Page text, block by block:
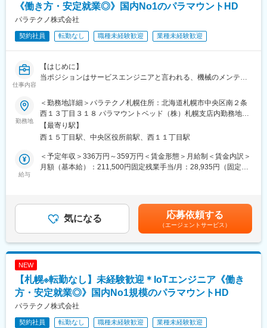
し、病院の電子カルテに表示するなど、これまでにない画期的な
提案をする事ができます。
■研修：
す。具体的には半年間で独り立ちしてもらうために、入社時・50
日目・150日目と3回に分けた研修プログラムを用意。人体のしく
修の合間の期間は配属先でのOJTにてキャッチアップいただきま
す。
■長期就業できる環境：
ん
・手当：住宅手当、家族手当、育英一時支援金など充実
同社は「医療事故1/100 健康寿命100年への貢献」という理念に
沿った製品ラインナップを持っており、医療従事者の不足が顕著
な地域医療や、医療に携わる方々が安心して患者様に向き合える
《働き方・安定就業◎》国内No1のパラマウントHD
パラテクノ株式会社
契約社員 転勤なし 職種未経験歓迎 業種未経験歓迎
仕事内容
【はじめに】
当ポジションはサービスエンジニアと言われる、機械のメンテナ
上昇の一途を辿っており、同社で得られるスキルも例外ではあり
ません。完全未経験から市場価値を高める事ができる貴重な求人
となります。
【業務内容】
経験・習熟度によって業務バランスを調整いたします。
（1）パラマウントベッド株式会社製品（ベッド、車いす等）の修
理・点検・清掃・保守及び事務処理
（5）担当病院、介護施設への当社サービスの紹介、提案
（6）担当病院、介護施設のニーズ、課題の把握と情報の社内共有
・出張１回の宿泊数目安：2泊3日～3泊4日程（頻度：週1回）
【求人の魅力】
・マンツーマンによる充実したOJT研修を実施しているため、未
・転勤なし！正社員登用後もご本人の希望を鑑み実施しており、
勤務地
＜勤務地詳細＞パラテクノ札幌住所：北海道札幌市中央区南２条
西１３丁目３１８ パラマウントベッド（株）札幌支店内勤務地最
寄駅：東西線／西11丁目駅受動喫煙対策：屋内全面禁煙変更の範
囲：会社の定める事業所
【最寄り駅】
西１５丁目駅、中央区役所前駅、西１１丁目駅
給与
＜予定年収＞336万円～359万円＜賃金形態＞月給制＜賃金内訳＞
月額（基本給）：211,500円固定残業手当/月：28,935円（固定残
日帰り日当の想定額が含まれています。■内容：・社命で1日5h以
上の外出：1200円支給・宿泊を伴う1日5h以上の外出：2200円支
給■参考例：週4日日帰り出張をした場合・1200円×4=週4800円・
4800円×4=月19200円賃金はあくまでも目安の金額であり、選考
を通じて上下する可能性があります。月給(月額)は固定手当を含め
気になる 応募依頼する
（エージェントサービス）
NEW
【札幌※転勤なし】未経験歓迎＊IoTエンジニア《働き
方・安定就業◎》国内No1規模のパラマウントHD
パラテクノ株式会社
契約社員 転勤なし 職種未経験歓迎 業種未経験歓迎